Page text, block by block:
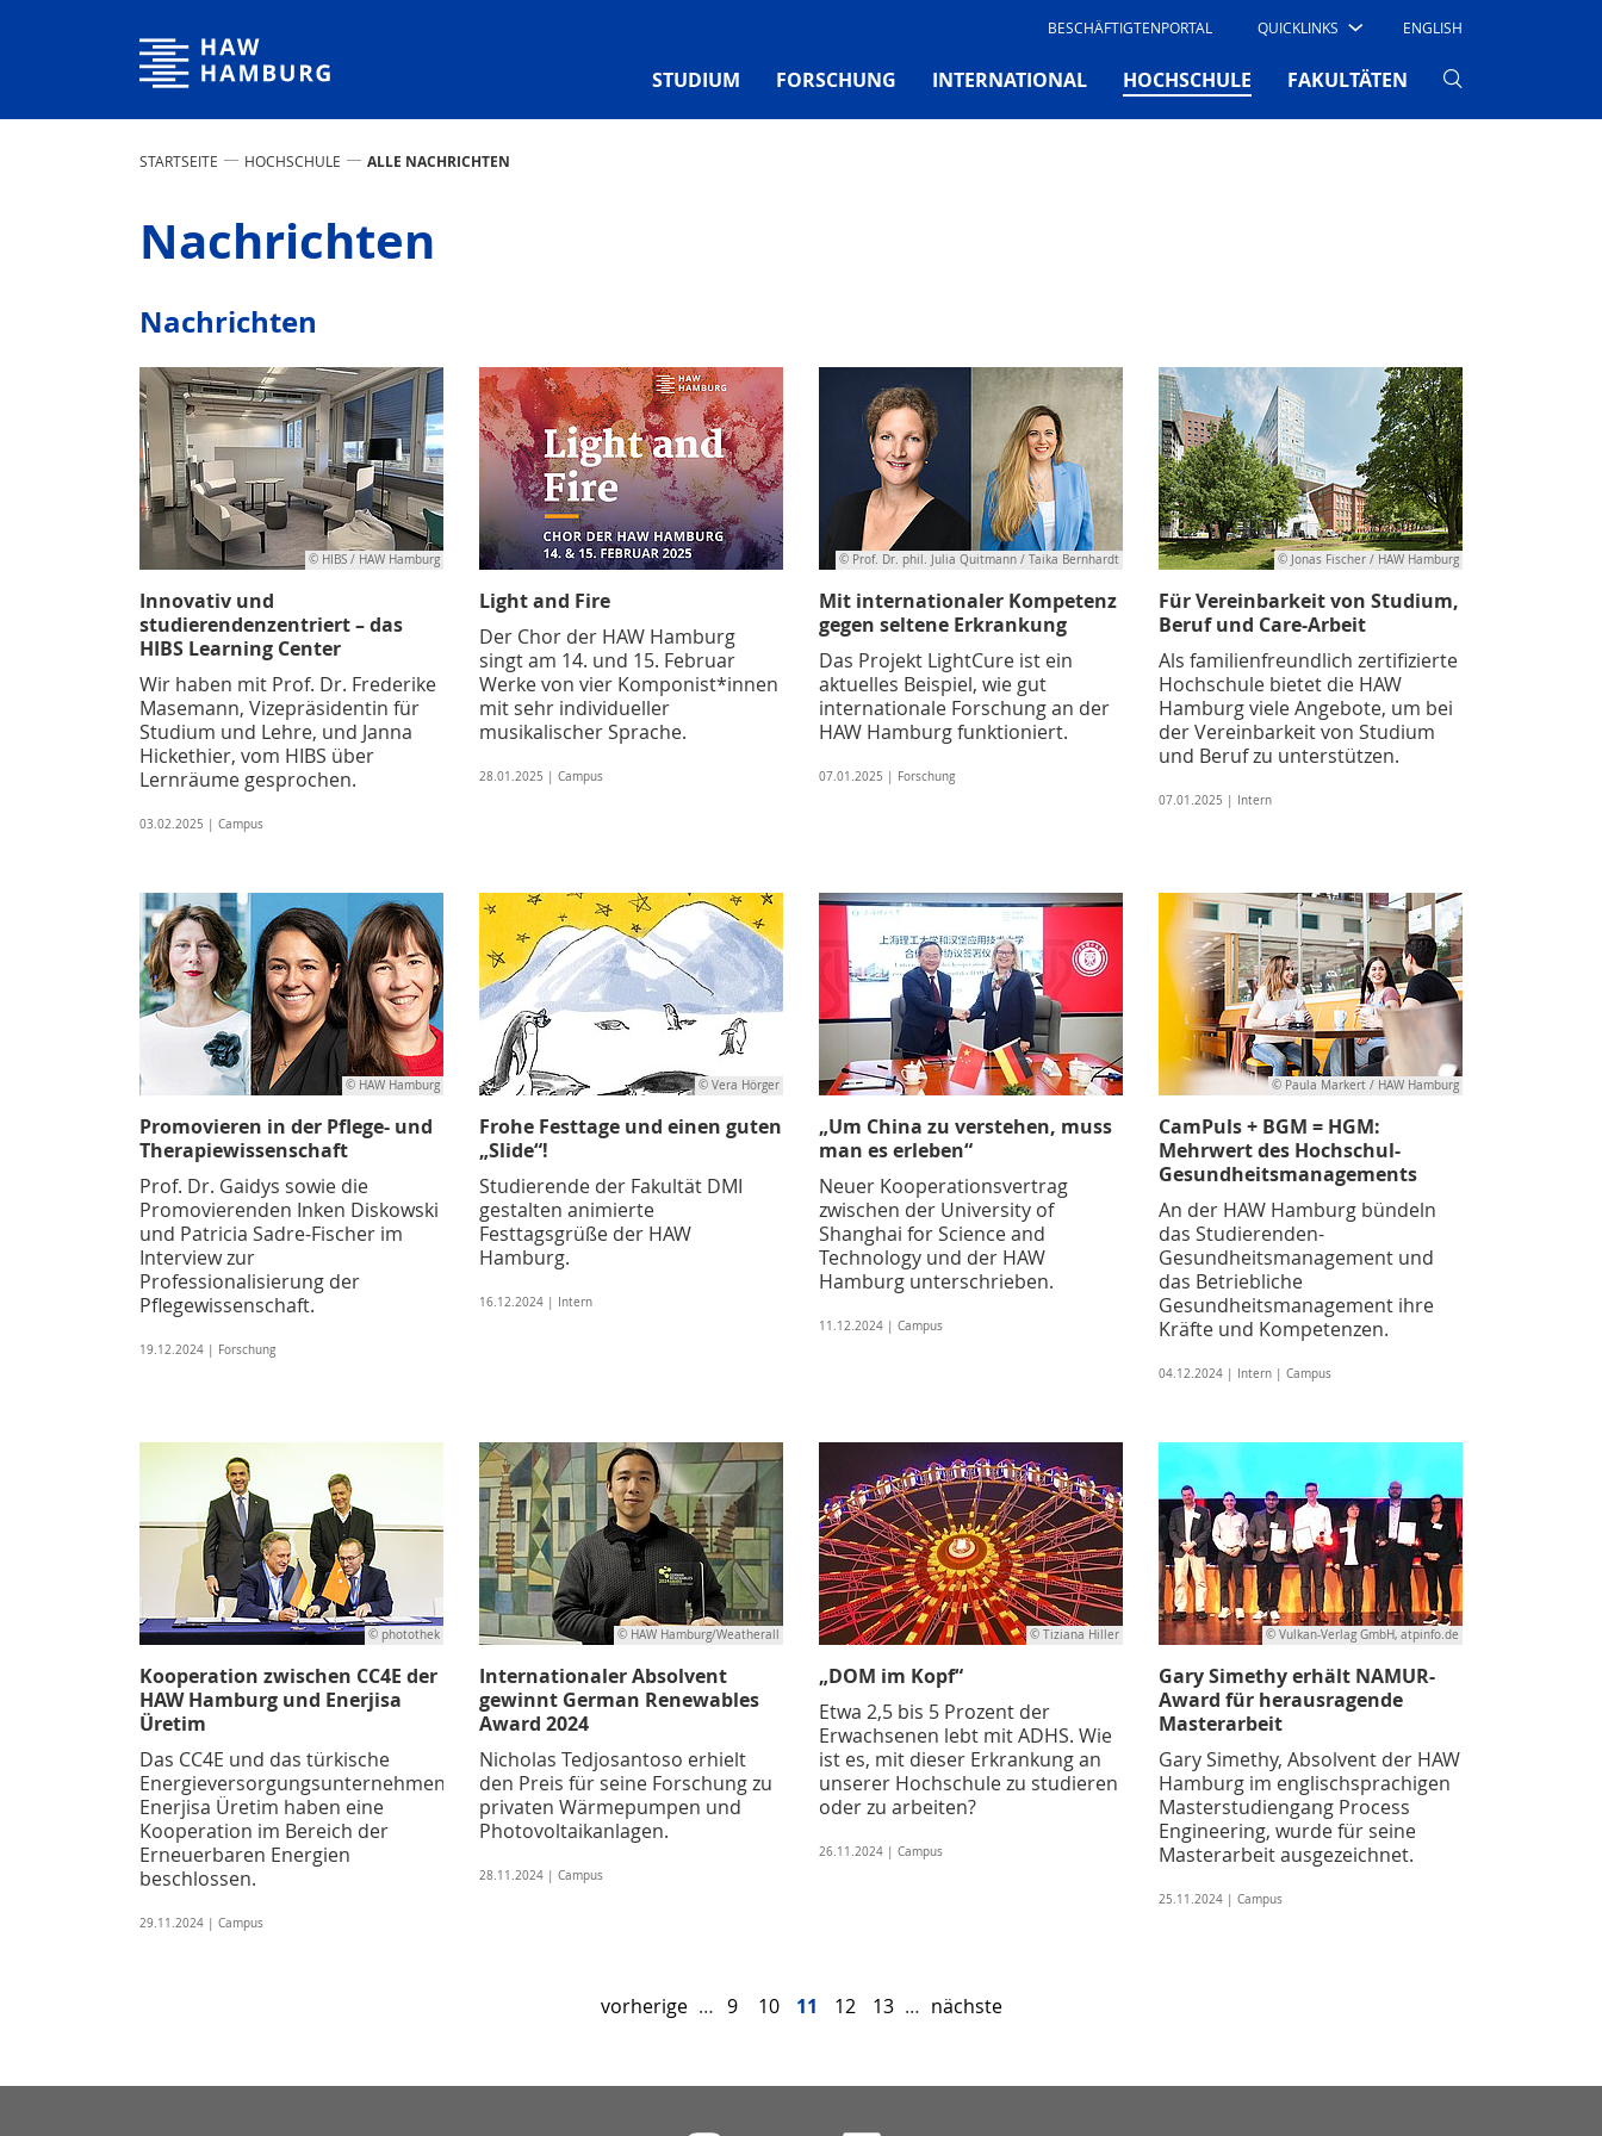
Hochschule für Angewandte Wissenschaften Hamburg BESCHÄFTIGTENPORTAL QUICKLINKS ENGLISH
STUDIUM FORSCHUNG INTERNATIONAL HOCHSCHULE (CURRENT)
FAKULTÄTEN
STARTSEITE HOCHSCHULE ALLE NACHRICHTEN
Nachrichten
Nachrichten
© HIBS / HAW Hamburg
Innovativ und
studierendenzentriert – das
HIBS Learning Center
Wir haben mit Prof. Dr. Frederike
Masemann, Vizepräsidentin für
Studium und Lehre, und Janna
Hickethier, vom HIBS über
Lernräume gesprochen.
03.02.2025 | Campus
Light and Fire
Der Chor der HAW Hamburg
singt am 14. und 15. Februar
Werke von vier Komponist*innen
mit sehr individueller
musikalischer Sprache.
28.01.2025 | Campus
© Prof. Dr. phil. Julia Quitmann / Taika Bernhardt
Mit internationaler Kompetenz
gegen seltene Erkrankung
Das Projekt LightCure ist ein
aktuelles Beispiel, wie gut
internationale Forschung an der
HAW Hamburg funktioniert.
07.01.2025 | Forschung
© Jonas Fischer / HAW Hamburg
Für Vereinbarkeit von Studium,
Beruf und Care-Arbeit
Als familienfreundlich zertifizierte
Hochschule bietet die HAW
Hamburg viele Angebote, um bei
der Vereinbarkeit von Studium
und Beruf zu unterstützen.
07.01.2025 | Intern
© HAW Hamburg
Promovieren in der Pflege- und
Therapiewissenschaft
Prof. Dr. Gaidys sowie die
Promovierenden Inken Diskowski
und Patricia Sadre-Fischer im
Interview zur
Professionalisierung der
Pflegewissenschaft.
19.12.2024 | Forschung
© Vera Hörger
Frohe Festtage und einen guten
„Slide“!
Studierende der Fakultät DMI
gestalten animierte
Festtagsgrüße der HAW
Hamburg.
16.12.2024 | Intern
„Um China zu verstehen, muss
man es erleben“
Neuer Kooperationsvertrag
zwischen der University of
Shanghai for Science and
Technology und der HAW
Hamburg unterschrieben.
11.12.2024 | Campus
© Paula Markert / HAW Hamburg
CamPuls + BGM = HGM:
Mehrwert des Hochschul-
Gesundheitsmanagements
An der HAW Hamburg bündeln
das Studierenden-
Gesundheitsmanagement und
das Betriebliche
Gesundheitsmanagement ihre
Kräfte und Kompetenzen.
04.12.2024 | Intern | Campus
© photothek
Kooperation zwischen CC4E der
HAW Hamburg und Enerjisa
Üretim
Das CC4E und das türkische
Energieversorgungsunternehmen
Enerjisa Üretim haben eine
Kooperation im Bereich der
Erneuerbaren Energien
beschlossen.
29.11.2024 | Campus
© HAW Hamburg/Weatherall
Internationaler Absolvent
gewinnt German Renewables
Award 2024
Nicholas Tedjosantoso erhielt
den Preis für seine Forschung zu
privaten Wärmepumpen und
Photovoltaikanlagen.
28.11.2024 | Campus
© Tiziana Hiller
„DOM im Kopf“
Etwa 2,5 bis 5 Prozent der
Erwachsenen lebt mit ADHS. Wie
ist es, mit dieser Erkrankung an
unserer Hochschule zu studieren
oder zu arbeiten?
26.11.2024 | Campus
© Vulkan-Verlag GmbH, atpinfo.de
Gary Simethy erhält NAMUR-
Award für herausragende
Masterarbeit
Gary Simethy, Absolvent der HAW
Hamburg im englischsprachigen
Masterstudiengang Process
Engineering, wurde für seine
Masterarbeit ausgezeichnet.
25.11.2024 | Campus
vorherige … 9 10 11 12 13 … nächste